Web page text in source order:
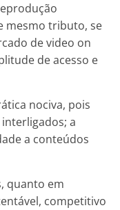
mesmo tributo, se
de video on
de acesso e
nociva, pois
a
a conteúdos
quanto em
competitivo